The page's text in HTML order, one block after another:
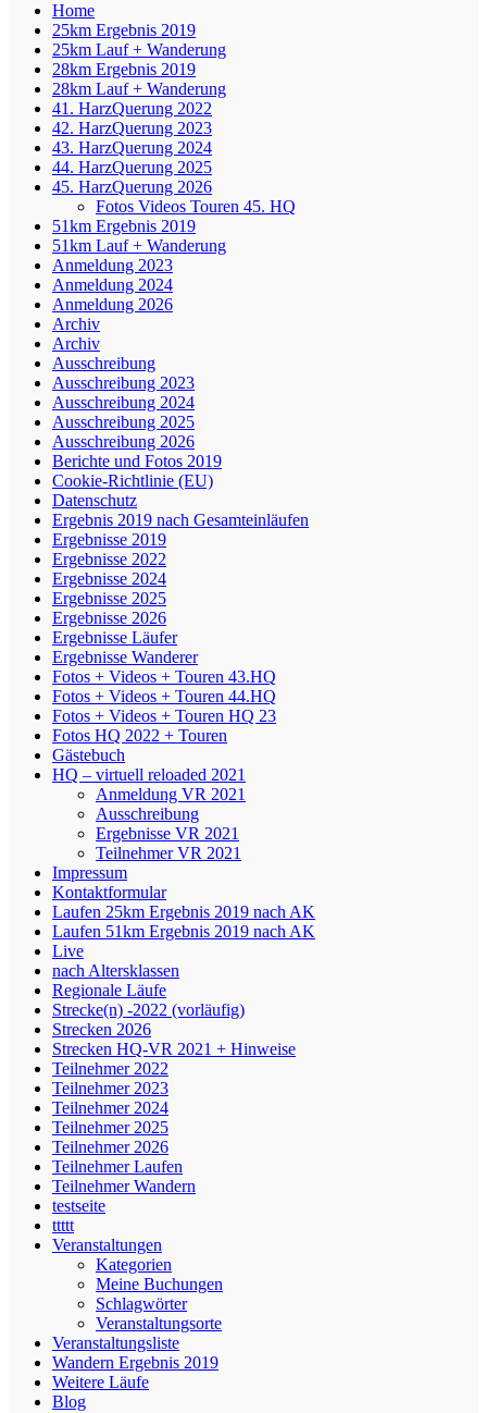
Home
25km Ergebnis 2019
25km Lauf + Wanderung
28km Ergebnis 2019
28km Lauf + Wanderung
41. HarzQuerung 2022
42. HarzQuerung 2023
43. HarzQuerung 2024
44. HarzQuerung 2025
45. HarzQuerung 2026
Fotos Videos Touren 45. HQ
51km Ergebnis 2019
51km Lauf + Wanderung
Anmeldung 2023
Anmeldung 2024
Anmeldung 2026
Archiv
Archiv
Ausschreibung
Ausschreibung 2023
Ausschreibung 2024
Ausschreibung 2025
Ausschreibung 2026
Berichte und Fotos 2019
Cookie-Richtlinie (EU)
Datenschutz
Ergebnis 2019 nach Gesamteinläufen
Ergebnisse 2019
Ergebnisse 2022
Ergebnisse 2024
Ergebnisse 2025
Ergebnisse 2026
Ergebnisse Läufer
Ergebnisse Wanderer
Fotos + Videos + Touren 43.HQ
Fotos + Videos + Touren 44.HQ
Fotos + Videos + Touren HQ 23
Fotos HQ 2022 + Touren
Gästebuch
HQ – virtuell reloaded 2021
Anmeldung VR 2021
Ausschreibung
Ergebnisse VR 2021
Teilnehmer VR 2021
Impressum
Kontaktformular
Laufen 25km Ergebnis 2019 nach AK
Laufen 51km Ergebnis 2019 nach AK
Live
nach Altersklassen
Regionale Läufe
Strecke(n) -2022 (vorläufig)
Strecken 2026
Strecken HQ-VR 2021 + Hinweise
Teilnehmer 2022
Teilnehmer 2023
Teilnehmer 2024
Teilnehmer 2025
Teilnehmer 2026
Teilnehmer Laufen
Teilnehmer Wandern
testseite
ttttt
Veranstaltungen
Kategorien
Meine Buchungen
Schlagwörter
Veranstaltungsorte
Veranstaltungsliste
Wandern Ergebnis 2019
Weitere Läufe
Blog